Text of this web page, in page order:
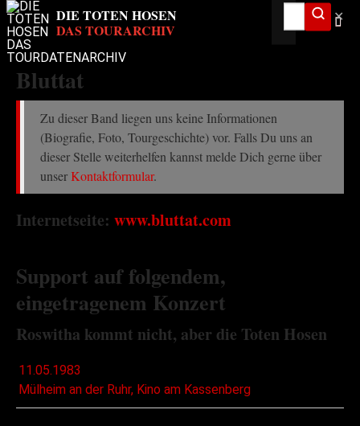
✕
Bluttat
Zu dieser Band liegen uns keine Informationen
(Biografie, Foto, Tourgeschichte) vor. Falls Du uns an
dieser Stelle weiterhelfen kannst melde Dich gerne über
unser Kontaktformular.
Internetseite: www.bluttat.com
Support auf folgendem,
eingetragenem Konzert
Roswitha kommt nicht, aber die Toten Hosen
11.05.1983
Mülheim an der Ruhr, Kino am Kassenberg